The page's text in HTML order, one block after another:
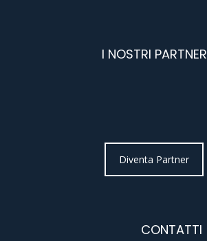
I NOSTRI PARTNER
Diventa Partner
CONTATTI